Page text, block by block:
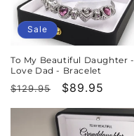
Sale
To My Beautiful Daughter -
Love Dad - Bracelet
Regular
$129.95
Sale
$89.95